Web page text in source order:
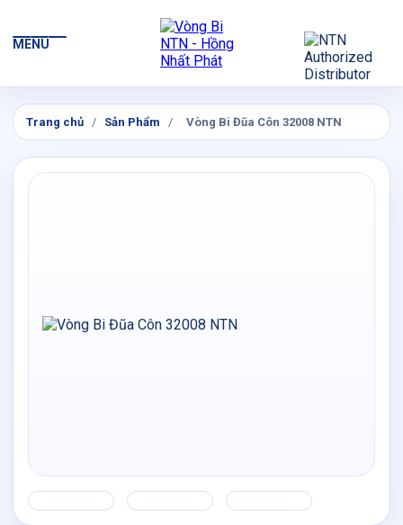
MENU
Trang chủ / Sản Phẩm / Vòng Bi Đũa Côn 32008 NTN